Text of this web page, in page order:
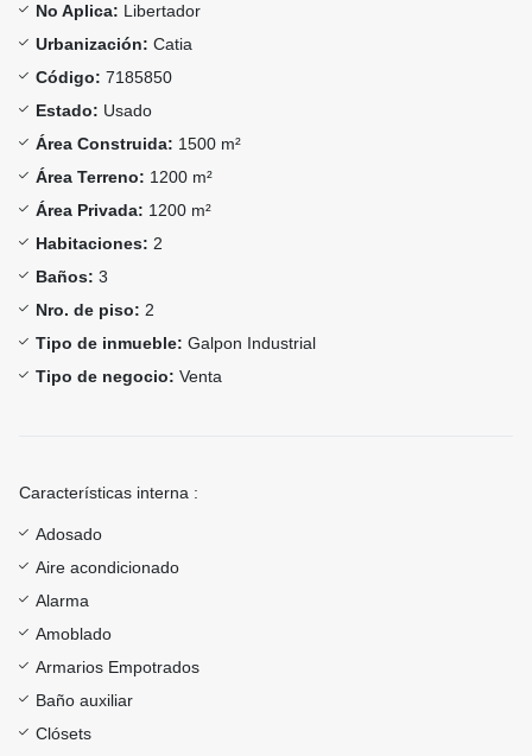
No Aplica: Libertador
Urbanización: Catia
Código: 7185850
Estado: Usado
Área Construida: 1500 m²
Área Terreno: 1200 m²
Área Privada: 1200 m²
Habitaciones: 2
Baños: 3
Nro. de piso: 2
Tipo de inmueble: Galpon Industrial
Tipo de negocio: Venta
Características interna :
Adosado
Aire acondicionado
Alarma
Amoblado
Armarios Empotrados
Baño auxiliar
Clósets